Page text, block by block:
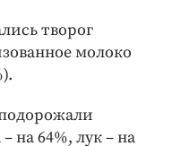
творог
молоко
на 64%, лук – на